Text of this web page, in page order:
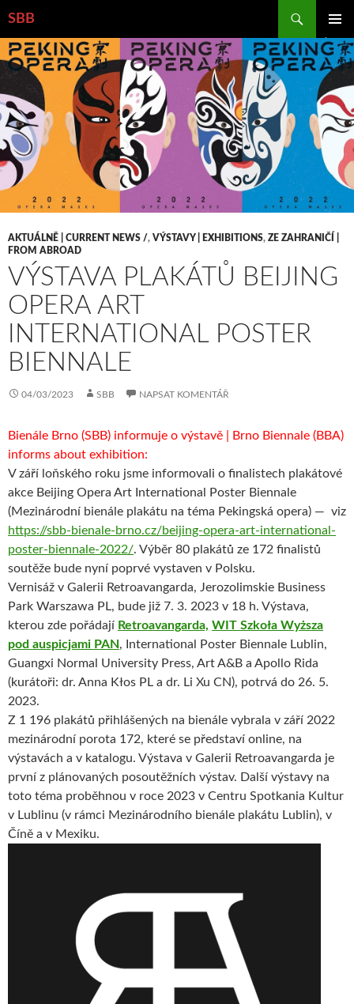
SBB
MENU
K
OBSAHU
WEBU
AKTUÁLNĚ | CURRENT NEWS /, VÝSTAVY | EXHIBITIONS, ZE ZAHRANIČÍ |
FROM ABROAD
VÝSTAVA PLAKÁTŮ BEIJING
OPERA ART
INTERNATIONAL POSTER
BIENNALE
04/03/2023 SBB NAPSAT KOMENTÁŘ
Bienále Brno (SBB) informuje o výstavě | Brno Biennale (BBA)
informs about exhibition:
V září loňského roku jsme informovali o finalistech plakátové
akce Beijing Opera Art International Poster Biennale
(Mezinárodní bienále plakátu na téma Pekingská opera) — viz
https://sbb-bienale-brno.cz/beijing-opera-art-international-
poster-biennale-2022/. Výběr 80 plakátů ze 172 finalistů
soutěže bude nyní poprvé vystaven v Polsku.
Vernisáž v Galerii Retroavangarda, Jerozolimskie Business
Park Warszawa PL, bude již 7. 3. 2023 v 18 h. Výstava,
kterou zde pořádají Retroavangarda, WIT Szkoła Wyższa
pod auspicjami PAN, International Poster Biennale Lublin,
Guangxi Normal University Press, Art A&B a Apollo Rida
(kurátoři: dr. Anna Kłos PL a dr. Li Xu CN), potrvá do 26. 5.
2023.
Z 1 196 plakátů přihlášených na bienále vybrala v září 2022
mezinárodní porota 172, které se představí online, na
výstavách a v katalogu. Výstava v Galerii Retroavangarda je
první z plánovaných posoutěžních výstav. Další výstavy na
toto téma proběhnou v roce 2023 v Centru Spotkania Kultur
v Lublinu (v rámci Mezinárodního bienále plakátu Lublin), v
Číně a v Mexiku.